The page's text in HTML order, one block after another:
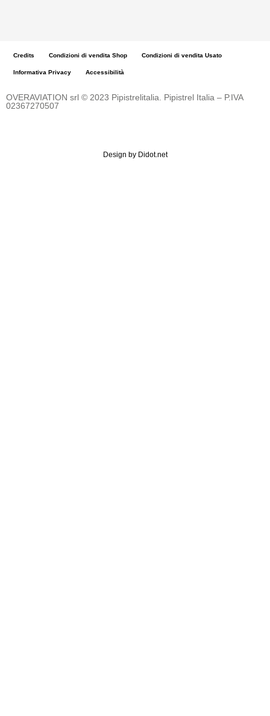
OVERAVIATION srl © 2023 Pipistrelitalia. Pipistrel Italia – P.IVA
02367270507
Credits Condizioni di vendita Shop Condizioni di vendita Usato
Informativa Privacy Accessibilità
Design by Didot.net